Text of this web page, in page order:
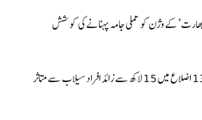
بھارت’ کے وژن کو عملی جامہ پہنانے کی کوشش